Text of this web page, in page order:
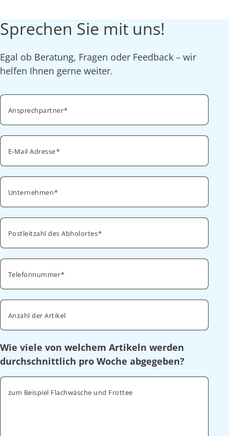
Sprechen Sie mit uns!
Egal ob Beratung, Fragen oder Feedback – wir
helfen Ihnen gerne weiter.
Ansprechpartner
E-Mail Adresse
Unternehmen
Postleitzahl des Abholortes
Telefonnummer
Anzahl der Artikel
Wie viele von welchem Artikeln werden
durchschnittlich pro Woche abgegeben?
zum Beispiel Flachwäsche und Frottee